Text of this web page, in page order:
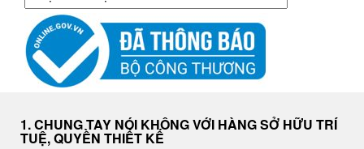
mục
1. CHUNG TAY NÓI KHÔNG VỚI HÀNG SỞ HỮU TRÍ
TUỆ, QUYỀN THIẾT KẾ